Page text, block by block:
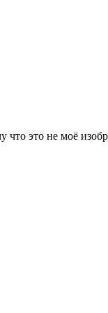
что это не моё